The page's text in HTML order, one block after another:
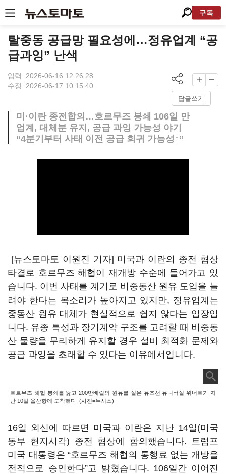
구독
탈중동 공급망 필요성에…정유업계 “공
급과잉” 난색
입력: 2026-06-16 12:26:28
수정: 2026-06-17 10:15:40
답글쓰기
미·이란 종전합의…호르무즈 봉쇄 106일 만
업계, 대체분 유지, 공급 과잉 가능성 야기
“4분기부터 사태 이전 공급 회귀 가능성↑”
[뉴스토마토 이원진 기자] 미국과 이란의 종전 협상
타결로 호르무즈 해협이 재개방 수순에 들어가고 있
습니다. 이번 사태를 계기로 비중동산 원유 도입을 늘
려야 한다는 목소리가 높아지고 있지만, 정유업계는
중동산 원유 대체가 현실적으로 쉽지 않다는 입장입
니다. 유종 특성과 장기계약 구조를 고려할 때 비중동
산 물량을 무리하게 유지할 경우 설비 최적화 문제와
공급 과잉을 초래할 수 있다는 이유에서입니다.
호르무즈 해협 봉쇄를 뚫고 200만배럴의 원유를 실은 유조선 유니버설 위너호가 지
난 10일 울산항에 도착했다. (사진=뉴시스)
16일 외신에 따르면 미국과 이란은 지난 14일(미국
동부 현지시각) 종전 협상에 합의했습니다. 트럼프
미국 대통령은 “호르무즈 해협의 통행료 없는 개방을
전적으로 승인한다”고 밝혔습니다. 106일간 이어진